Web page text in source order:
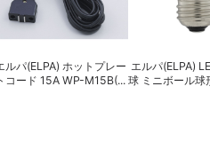
ルパ(ELPA) ホットプレー
コード 15A WP-M15B(...
エルパ(ELPA)
球 ミニボール球